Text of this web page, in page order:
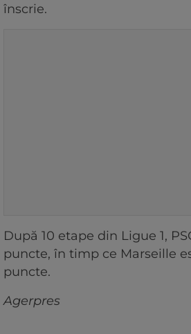
înscrie.
După 10 etape din Ligue 1,
puncte, în timp ce Marseille
puncte.
Agerpres